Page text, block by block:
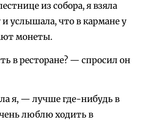
из собора, я взяла
услышала, что в кармане у
монеты.
в ресторане? — спросил он
я, — лучше где-нибудь в
люблю ходить в